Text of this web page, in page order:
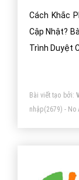
Cách Khắc
Cập Nhật?
Trình Duyệt
Bài viết tạo bởi:
nhập(2679) - No